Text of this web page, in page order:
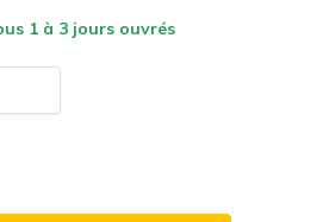
1 à 3 jours ouvrés